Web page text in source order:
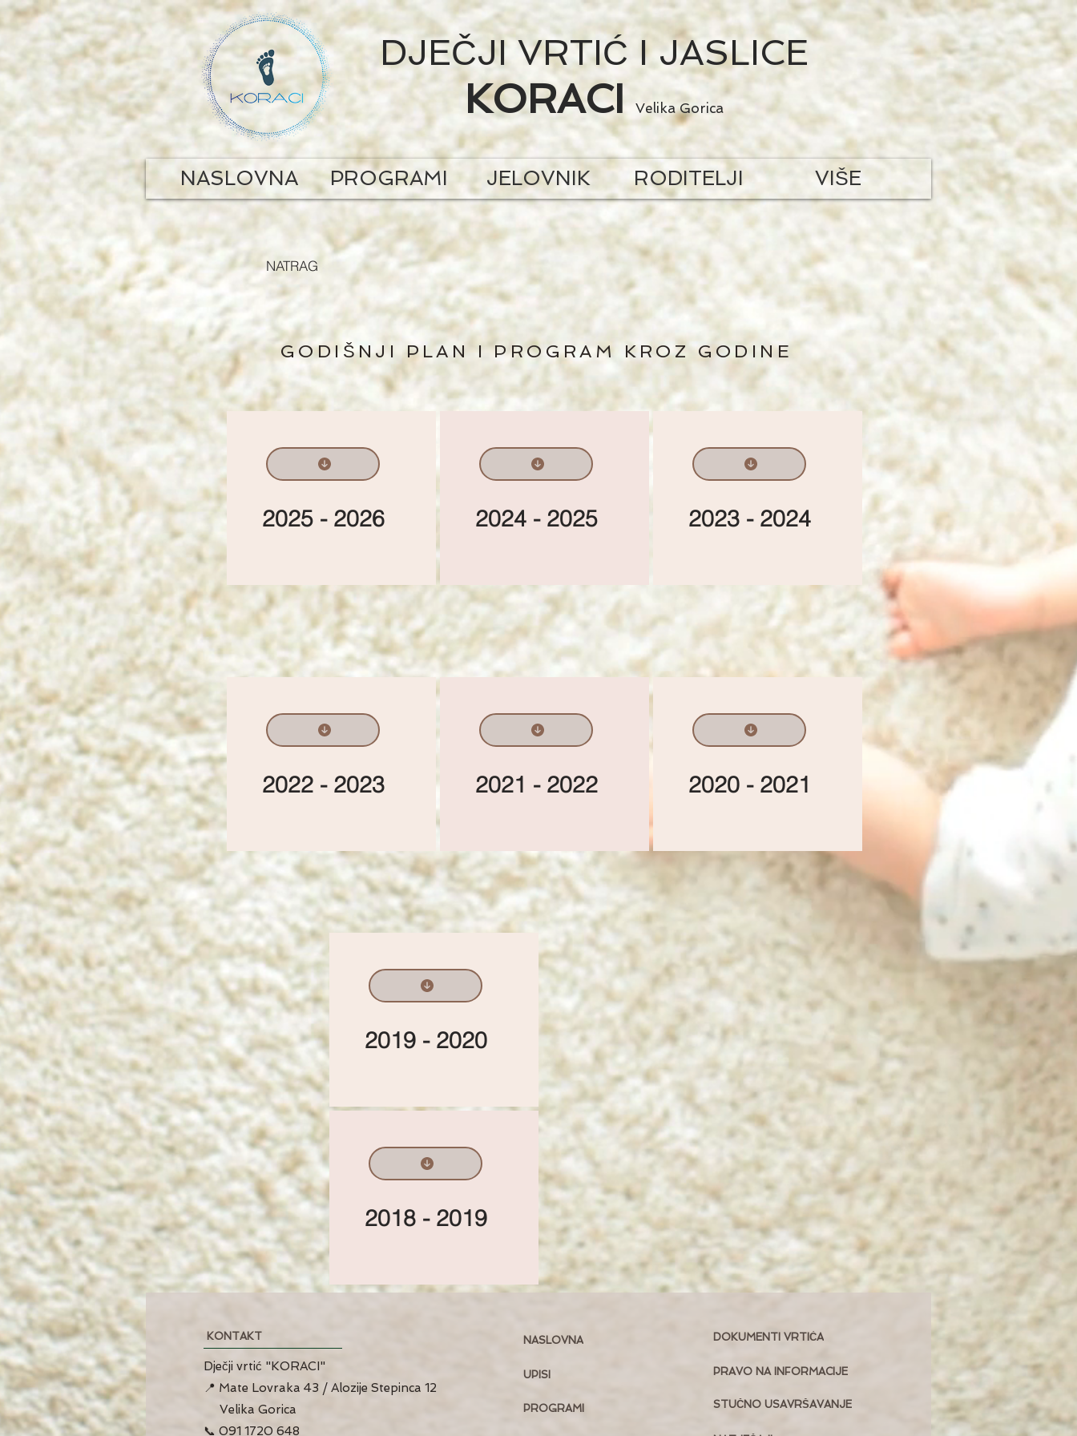
DJEČJI VRTIĆ I JASLICE
KORACIVelika Gorica
NATRAG
GODIŠNJI PLAN I PROGRAM KROZ GODINE
2025 - 2026 2024 - 2025​ 2023 - 2024
2022 - 2023 2021 - 2022​ 2020 - 2021
2019 - 2020
2018 - 2019
NASLOVNA PROGRAMI JELOVNIK RODITELJI VIŠE
KONTAKT
Dječji vrtić "KORACI"
📍 Mate Lovraka 43 / Alozije Stepinca 12
Velika Gorica
📞 091 1720 648
NASLOVNA
UPISI
PROGRAMI
DOKUMENTI VRTIĆA
PRAVO NA INFORMACIJE
STUČNO USAVRŠAVANJE